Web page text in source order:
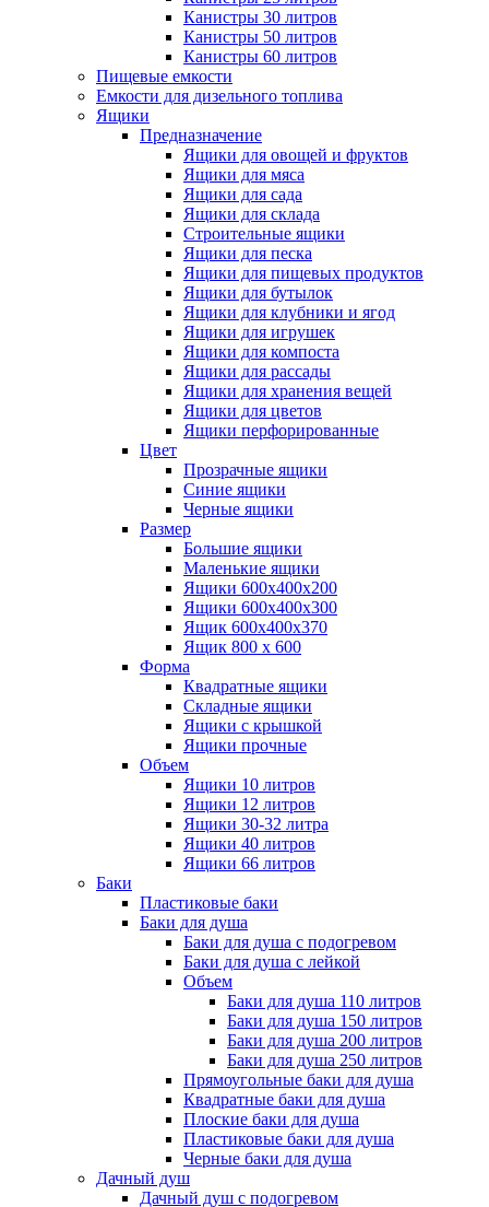
Канистры 30 литров
Канистры 50 литров
Канистры 60 литров
Пищевые емкости
Емкости для дизельного топлива
Ящики
Предназначение
Ящики для овощей и фруктов
Ящики для мяса
Ящики для сада
Ящики для склада
Строительные ящики
Ящики для песка
Ящики для пищевых продуктов
Ящики для бутылок
Ящики для клубники и ягод
Ящики для игрушек
Ящики для компоста
Ящики для рассады
Ящики для хранения вещей
Ящики для цветов
Ящики перфорированные
Цвет
Прозрачные ящики
Синие ящики
Черные ящики
Размер
Большие ящики
Маленькие ящики
Ящики 600х400х200
Ящики 600х400х300
Ящик 600х400х370
Ящик 800 х 600
Форма
Квадратные ящики
Складные ящики
Ящики с крышкой
Ящики прочные
Объем
Ящики 10 литров
Ящики 12 литров
Ящики 30-32 литра
Ящики 40 литров
Ящики 66 литров
Баки
Пластиковые баки
Баки для душа
Баки для душа с подогревом
Баки для душа с лейкой
Объем
Баки для душа 110 литров
Баки для душа 150 литров
Баки для душа 200 литров
Баки для душа 250 литров
Прямоугольные баки для душа
Квадратные баки для душа
Плоские баки для душа
Пластиковые баки для душа
Черные баки для душа
Дачный душ
Дачный душ с подогревом